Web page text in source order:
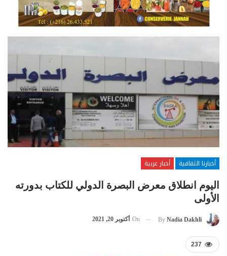
أخبارنا الثقافية
أخبار عربية
اليوم انطلاق معرض البصرة الدولي للكتاب بدورته
الأولى
By Nadia Dakhli
On أكتوبر 20, 2021
237